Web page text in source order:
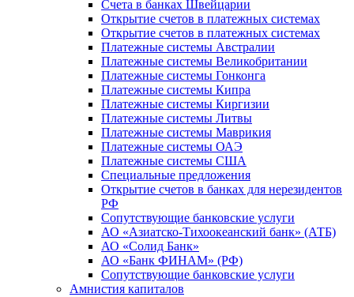
Счета в банках Швейцарии
Открытие счетов в платежных системах
Открытие счетов в платежных системах
Платежные системы Австралии
Платежные системы Великобритании
Платежные системы Гонконга
Платежные системы Кипра
Платежные системы Киргизии
Платежные системы Литвы
Платежные системы Маврикия
Платежные системы ОАЭ
Платежные системы США
Специальные предложения
Открытие счетов в банках для нерезидентов
РФ
Сопутствующие банковские услуги
АО «Азиатско-Тихоокеанский банк» (АТБ)
АО «Солид Банк»
АО «Банк ФИНАМ» (РФ)
Сопутствующие банковские услуги
Амнистия капиталов